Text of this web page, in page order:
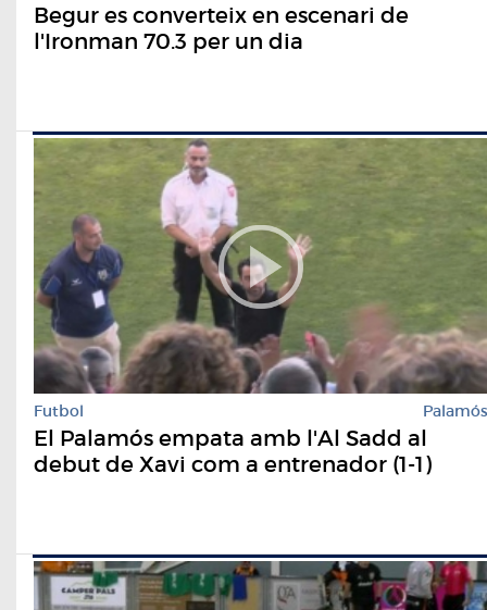
Begur es converteix en escenari de
l'Ironman 70.3 per un dia
Futbol Palamós
El Palamós empata amb l'Al Sadd al
debut de Xavi com a entrenador (1-1)